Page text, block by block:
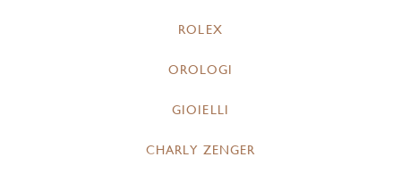
ROLEX
OROLOGI
GIOIELLI
CHARLY ZENGER